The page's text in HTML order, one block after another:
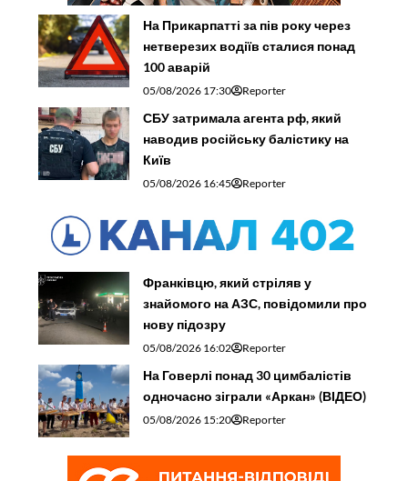
На Прикарпатті за пів року через
нетверезих водіїв сталися понад
100 аварій
05/08/2026 17:30 Reporter
СБУ затримала агента рф, який
наводив російську балістику на
Київ
05/08/2026 16:45 Reporter
Франківцю, який стріляв у
знайомого на АЗС, повідомили про
нову підозру
05/08/2026 16:02 Reporter
На Говерлі понад 30 цимбалістів
одночасно зіграли «Аркан» (ВІДЕО)
05/08/2026 15:20 Reporter